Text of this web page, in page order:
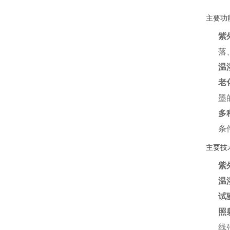
主要功
紫
落
温
老
墨
多
条
主要技
紫
温
试
照
线